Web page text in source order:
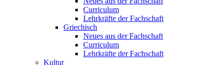
Curriculum
Lehrkräfte der Fachschaft
Griechisch
Neues aus der Fachschaft
Curriculum
Lehrkräfte der Fachschaft
Kultur